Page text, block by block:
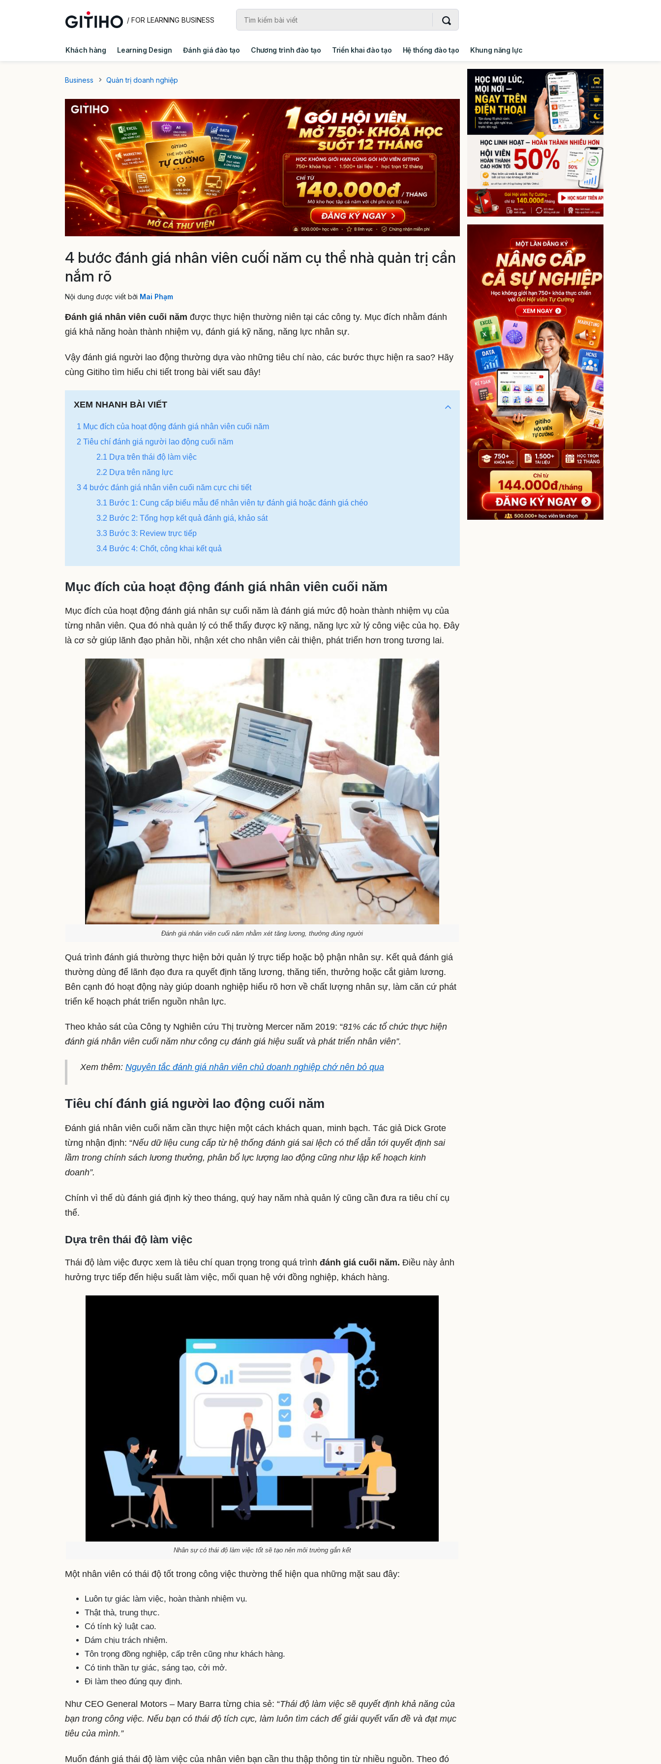
/ FOR LEARNING BUSINESS
Khách hàng Learning Design Đánh giá đào tạo Chương trình đào tạo Triển khai đào tạo Hệ thống đào tạo Khung năng lực
Business
Quản trị doanh nghiệp
4 bước đánh giá nhân viên cuối năm cụ thể nhà quản trị cần
nắm rõ
Nội dung được viết bởi Mai Phạm
Đánh giá nhân viên cuối năm được thực hiện thường niên tại các công ty. Mục đích nhằm đánh
giá khả năng hoàn thành nhiệm vụ, đánh giá kỹ năng, năng lực nhân sự.
Vậy đánh giá người lao động thường dựa vào những tiêu chí nào, các bước thực hiện ra sao? Hãy
cùng Gitiho tìm hiểu chi tiết trong bài viết sau đây!
XEM NHANH BÀI VIẾT
1 Mục đích của hoạt động đánh giá nhân viên cuối năm
2 Tiêu chí đánh giá người lao động cuối năm
2.1 Dựa trên thái độ làm việc
2.2 Dựa trên năng lực
3 4 bước đánh giá nhân viên cuối năm cực chi tiết
3.1 Bước 1: Cung cấp biểu mẫu để nhân viên tự đánh giá hoặc đánh giá chéo
3.2 Bước 2: Tổng hợp kết quả đánh giá, khảo sát
3.3 Bước 3: Review trực tiếp
3.4 Bước 4: Chốt, công khai kết quả
Mục đích của hoạt động đánh giá nhân viên cuối năm
Mục đích của hoạt động đánh giá nhân sự cuối năm là đánh giá mức độ hoàn thành nhiệm vụ của
từng nhân viên. Qua đó nhà quản lý có thể thấy được kỹ năng, năng lực xử lý công việc của họ. Đây
là cơ sở giúp lãnh đạo phản hồi, nhận xét cho nhân viên cải thiện, phát triển hơn trong tương lai.
Đánh giá nhân viên cuối năm nhằm xét tăng lương, thưởng đúng người
Quá trình đánh giá thường thực hiện bởi quản lý trực tiếp hoặc bộ phận nhân sự. Kết quả đánh giá
thường dùng để lãnh đạo đưa ra quyết định tăng lương, thăng tiến, thưởng hoặc cắt giảm lương.
Bên cạnh đó hoạt động này giúp doanh nghiệp hiểu rõ hơn về chất lượng nhân sự, làm căn cứ phát
triển kế hoạch phát triển nguồn nhân lực.
Theo khảo sát của Công ty Nghiên cứu Thị trường Mercer năm 2019: “81% các tổ chức thực hiện
đánh giá nhân viên cuối năm như công cụ đánh giá hiệu suất và phát triển nhân viên”.
Xem thêm: Nguyên tắc đánh giá nhân viên chủ doanh nghiệp chớ nên bỏ qua
Tiêu chí đánh giá người lao động cuối năm
Đánh giá nhân viên cuối năm cần thực hiện một cách khách quan, minh bạch. Tác giả Dick Grote
từng nhận định: “Nếu dữ liệu cung cấp từ hệ thống đánh giá sai lệch có thể dẫn tới quyết định sai
lầm trong chính sách lương thưởng, phân bổ lực lượng lao động cũng như lập kế hoạch kinh
doanh”.
Chính vì thế dù đánh giá định kỳ theo tháng, quý hay năm nhà quản lý cũng cần đưa ra tiêu chí cụ
thể.
Dựa trên thái độ làm việc
Thái độ làm việc được xem là tiêu chí quan trọng trong quá trình đánh giá cuối năm. Điều này ảnh
hưởng trực tiếp đến hiệu suất làm việc, mối quan hệ với đồng nghiệp, khách hàng.
Nhân sự có thái độ làm việc tốt sẽ tạo nên môi trường gắn kết
Một nhân viên có thái độ tốt trong công việc thường thể hiện qua những mặt sau đây:
Luôn tự giác làm việc, hoàn thành nhiệm vụ.
Thật thà, trung thực.
Có tính kỷ luật cao.
Dám chịu trách nhiệm.
Tôn trọng đồng nghiệp, cấp trên cũng như khách hàng.
Có tinh thần tự giác, sáng tạo, cởi mở.
Đi làm theo đúng quy định.
Như CEO General Motors – Mary Barra từng chia sẻ: “Thái độ làm việc sẽ quyết định khả năng của
bạn trong công việc. Nếu bạn có thái độ tích cực, làm luôn tìm cách để giải quyết vấn đề và đạt mục
tiêu của mình.”
Muốn đánh giá thái độ làm việc của nhân viên bạn cần thu thập thông tin từ nhiều nguồn. Theo đó